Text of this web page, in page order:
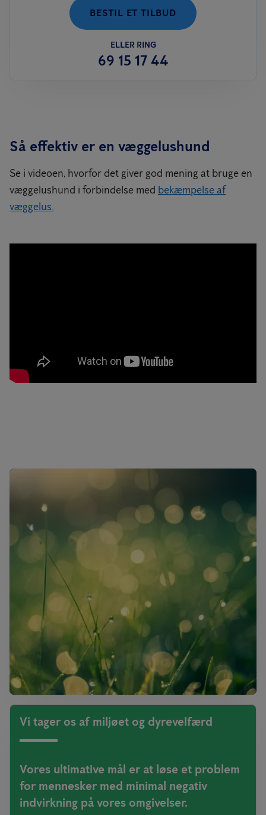
BESTIL ET TILBUD
ELLER RING
69 15 17 44
Så effektiv er en væggelushund
Se i videoen, hvorfor det giver god mening at bruge en
væggelushund i forbindelse med bekæmpelse af
væggelus.
Vi tager os af miljøet og dyrevelfærd
Vores ultimative mål er at løse et problem
for mennesker med minimal negativ
indvirkning på vores omgivelser.